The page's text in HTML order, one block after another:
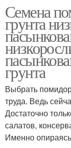
Семена
грунта
грунта
Выбрать
труда. Ведь
Достаточно
салатов,
Именно